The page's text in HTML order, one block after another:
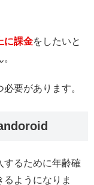
に課金をしたいと
要があります。
するために年齢確
ようになりま